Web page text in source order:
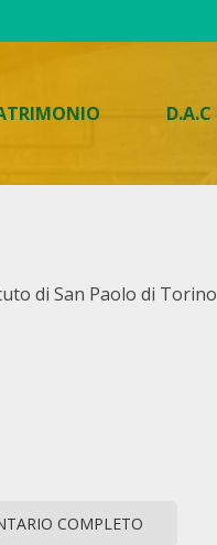
D.A.C
di San Paolo di Torino
COMPLETO